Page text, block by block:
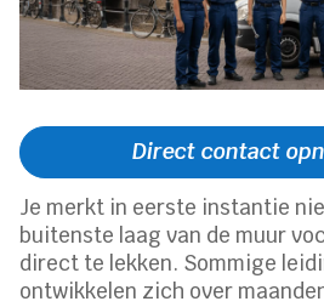
Direct contact
Je merkt in eerste instantie
buitenste laag van de muur
direct te lekken. Sommige
ontwikkelen zich over